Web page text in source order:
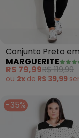
Conjunto Preto
MARGUERITE
R$ 79,99R$ 119,99
ou 2x de R$ 39,99
-35%